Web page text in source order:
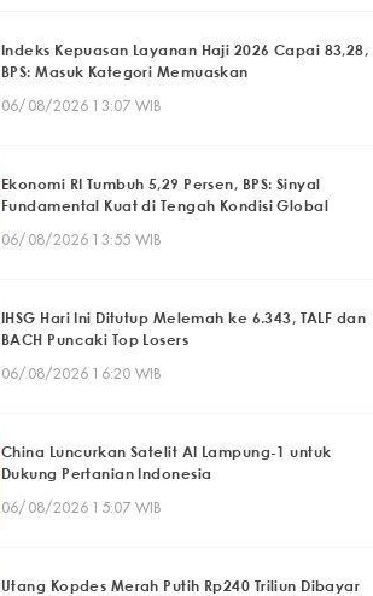
Indeks Kepuasan Layanan Haji 2026 Capai 83,28,
BPS: Masuk Kategori Memuaskan
06/08/2026 13:07 WIB
Ekonomi RI Tumbuh 5,29 Persen, BPS: Sinyal
Fundamental Kuat di Tengah Kondisi Global
06/08/2026 13:55 WIB
IHSG Hari Ini Ditutup Melemah ke 6.343, TALF dan
BACH Puncaki Top Losers
06/08/2026 16:20 WIB
China Luncurkan Satelit AI Lampung-1 untuk
Dukung Pertanian Indonesia
06/08/2026 15:07 WIB
Utang Kopdes Merah Putih Rp240 Triliun Dibayar